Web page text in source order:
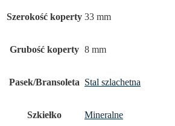
Szerokość koperty 33 mm
Grubość koperty 8 mm
Pasek/Bransoleta Stal szlachetna
Szkiełko Mineralne